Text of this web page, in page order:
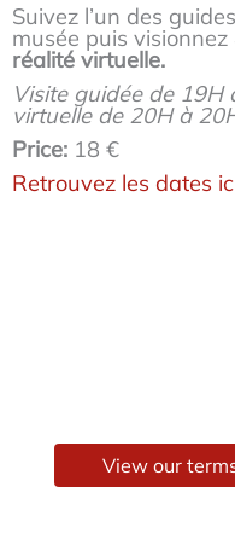
Suivez l’un des
musée puis
réalité virtuelle.
Visite guidée de 19H
virtuelle de 20H à
Price: 18 €
Retrouvez les dates
View our